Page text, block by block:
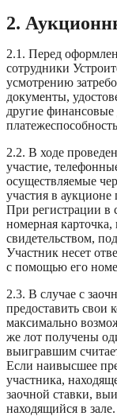
2.
2.1. Перед
сотрудники
усмотрению
документы,
другие
2.2. В ходе
участие,
осуществляемые
участия в аукционе
При регистрации в
номерная карточка,
свидетельством,
Участник несет
с помощью его
2.3. В случае с
предоставить
максимально
же лот получены
выигравшим
Если наивысшее
участника,
заочной ставки,
находящийся в зале.